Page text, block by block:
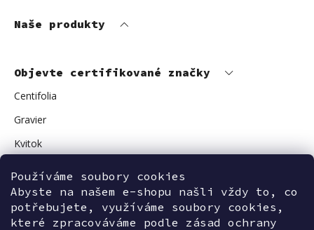
Používáme soubory cookies
Abyste na našem e-shopu našli vždy to, co
potřebujete, využíváme soubory cookies,
které zpracováváme podle zásad ochrany
Naše produkty
Objevte certifikované značky
Centifolia
Gravier
Kvitok
Avant Skincare
Sonnentor